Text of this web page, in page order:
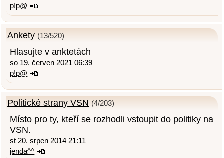
p!p@
Ankety (13/520)
Hlasujte v anktetách
so 19. červen 2021 06:39
p!p@
Politické strany VSN (4/203)
Místo pro ty, kteří se rozhodli vstoupit do politiky na
VSN.
st 20. srpen 2014 21:11
jenda^^